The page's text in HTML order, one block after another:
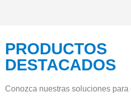
PRODUCTOS
DESTACADOS
Conozca nuestras soluciones para